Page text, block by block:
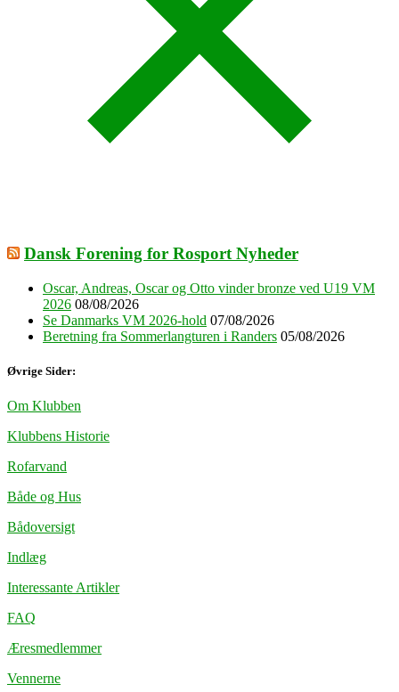
Dansk Forening for Rosport Nyheder
Oscar, Andreas, Oscar og Otto vinder bronze ved U19 VM
2026 08/08/2026
Se Danmarks VM 2026-hold 07/08/2026
Beretning fra Sommerlangturen i Randers 05/08/2026
Øvrige Sider:
Om Klubben
Klubbens Historie
Rofarvand
Både og Hus
Bådoversigt
Indlæg
Interessante Artikler
FAQ
Æresmedlemmer
Vennerne